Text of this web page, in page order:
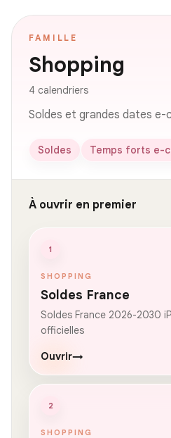
FAMILLE
Shopping
4 calendriers
Soldes et grandes dates e-
Soldes Temps forts e-
À ouvrir en premier
1
SHOPPING
Soldes France
Soldes France 2026-2030
officielles
Ouvrir→
2
SHOPPING